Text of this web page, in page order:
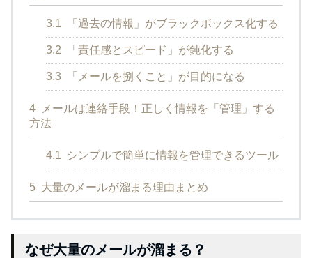
3.1 「過去の情報」がブラックボックス化する
3.2 「責任感とスピード」が鈍化する
3.3 「メールを捌くこと」が目的になる
4
メールは連絡手段！正しく情報を「管理」する
方法
4.1 シンプルで簡単に情報を管理できるツール
5 大量のメールが溜まる理由まとめ
なぜ大量のメールが溜まる？